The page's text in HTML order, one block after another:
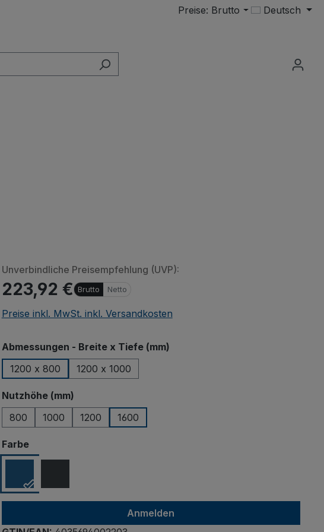
Preise: Brutto Deutsch
Unverbindliche Preisempfehlung (UVP):
223,92 € Brutto Netto
Preise inkl. MwSt. inkl. Versandkosten
Abmessungen - Breite x Tiefe (mm)auswählen
1200 x 800
1200 x 1000
Nutzhöhe (mm)auswählen
800
1000 1200 1600
Farbeauswählen
Anmelden